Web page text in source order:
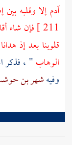
آدم إلا وقلبه
211 ] فإن شاء
قلوبنا بعد إذ
الوهاب" ، فذكر
وفيهشهر بن